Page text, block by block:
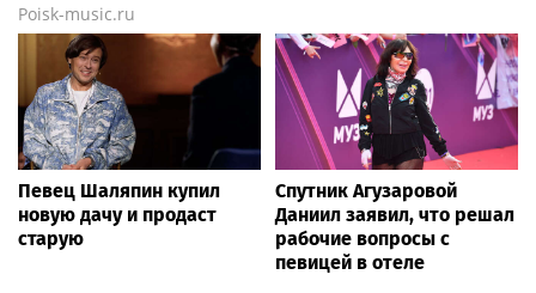
Poisk-music.ru
Певец Шаляпин купил
новую дачу и продаст
старую
Спутник Агузаровой
Даниил заявил, что решал
рабочие вопросы с
певицей в отеле